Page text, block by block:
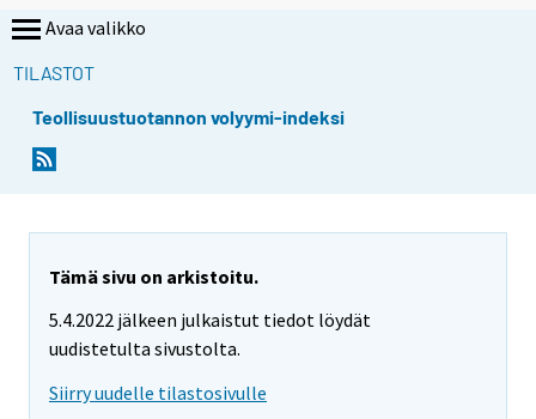
Avaa valikko
TILASTOT
Teollisuustuotannon volyymi-indeksi
Tämä sivu on arkistoitu.
5.4.2022 jälkeen julkaistut tiedot löydät
uudistetulta sivustolta.
Siirry uudelle tilastosivulle